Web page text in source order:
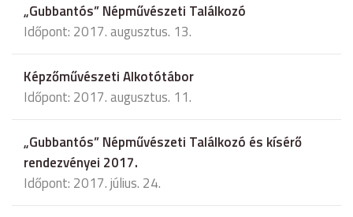
„Gubbantós” Népművészeti Találkozó
Időpont: 2017. augusztus. 13.
Képzőművészeti Alkotótábor
Időpont: 2017. augusztus. 11.
„Gubbantós” Népművészeti Találkozó és kísérő
rendezvényei 2017.
Időpont: 2017. július. 24.